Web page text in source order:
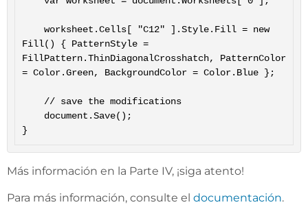
Fill() { PatternStyle =
FillPattern.ThinDiagonalCrosshatch, PatternColor
= Color.Green, BackgroundColor = Color.Blue };
Más información en la Parte IV, ¡siga atento!
Para más información, consulte el documentación.